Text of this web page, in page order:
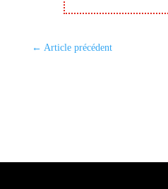
← Article précédent